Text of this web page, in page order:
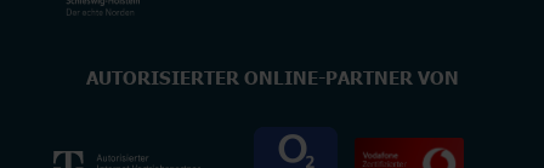
AUTORISIERTER ONLINE-PARTNER VON